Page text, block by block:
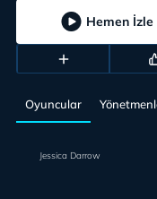
Hemen İzle
Oyuncular
Jessica Darrow